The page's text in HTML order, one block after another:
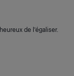
de l’égaliser.